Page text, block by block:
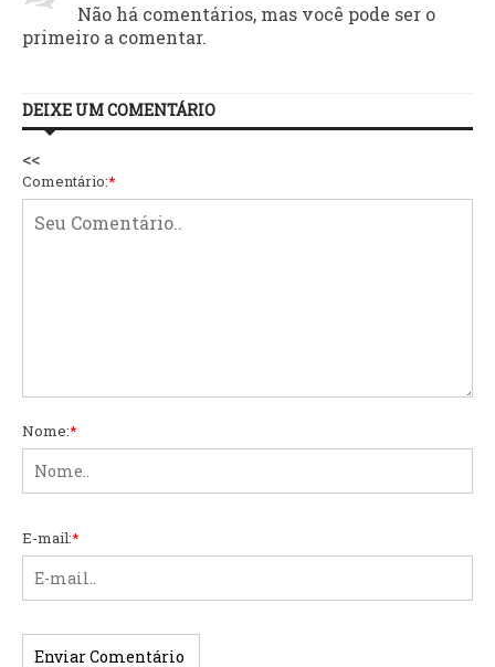
Não há comentários, mas você pode ser o
primeiro a comentar.
DEIXE UM COMENTÁRIO
<<
Comentário:*
Nome:*
E-mail:*